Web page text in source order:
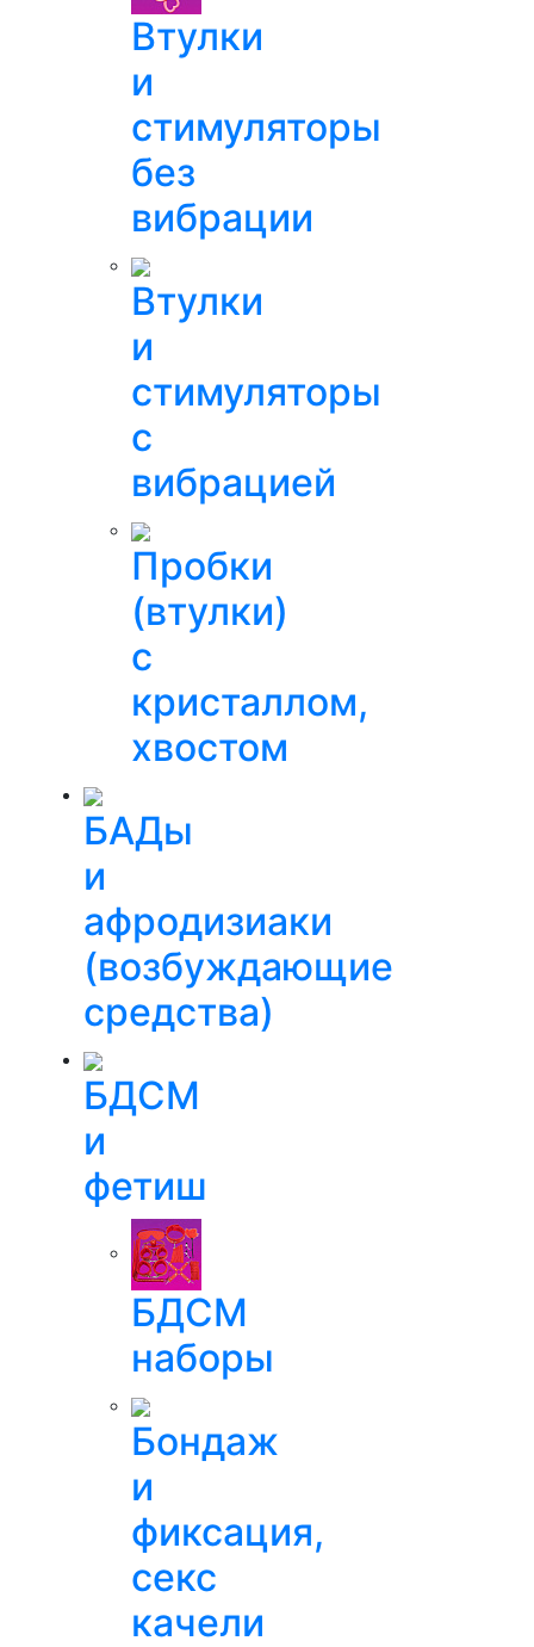
Втулки
и
стимуляторы
без
вибрации
Втулки
и
стимуляторы
с
вибрацией
Пробки
(втулки)
с
кристаллом,
хвостом
БАДы
и
афродизиаки
(возбуждающие
средства)
БДСМ
и
фетиш
БДСМ
наборы
Бондаж
и
фиксация,
секс
качели